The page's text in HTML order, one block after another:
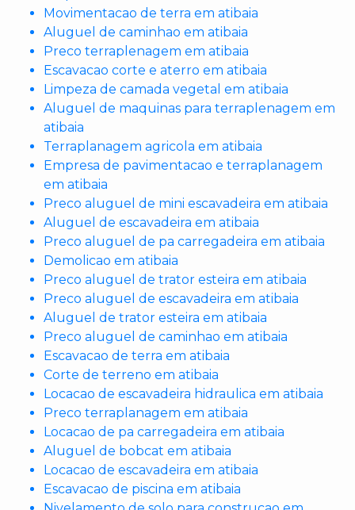
Movimentacao de terra em atibaia
Aluguel de caminhao em atibaia
Preco terraplenagem em atibaia
Escavacao corte e aterro em atibaia
Limpeza de camada vegetal em atibaia
Aluguel de maquinas para terraplenagem em
atibaia
Terraplanagem agricola em atibaia
Empresa de pavimentacao e terraplanagem
em atibaia
Preco aluguel de mini escavadeira em atibaia
Aluguel de escavadeira em atibaia
Preco aluguel de pa carregadeira em atibaia
Demolicao em atibaia
Preco aluguel de trator esteira em atibaia
Preco aluguel de escavadeira em atibaia
Aluguel de trator esteira em atibaia
Preco aluguel de caminhao em atibaia
Escavacao de terra em atibaia
Corte de terreno em atibaia
Locacao de escavadeira hidraulica em atibaia
Preco terraplanagem em atibaia
Locacao de pa carregadeira em atibaia
Aluguel de bobcat em atibaia
Locacao de escavadeira em atibaia
Escavacao de piscina em atibaia